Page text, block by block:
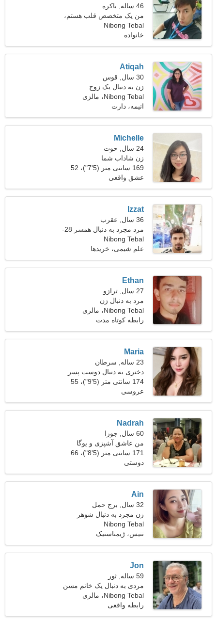
46 ساله, باکره
من یک متخصص قلب هستم،
به یک زن فوق العاده نیاز
دارم
Nibong Tebal
خانواده
Atiqah
30 سال, قوس
زن به دنبال یک زوج
Nibong Tebal، مالزی
انیمه، دارت
Michelle
24 سال, حوت
زن شاداب شما
169 سانتی متر (5'7")، 52
کیلوگرم (114 پوند)
عشق واقعی
Izzat
36 سال, عقرب
مرد مجرد به دنبال همسر 28-
31
Nibong Tebal
علم شیمی، خریدها
Ethan
27 سال, ترازو
مرد به دنبال زن
Nibong Tebal، مالزی
رابطه کوتاه مدت
Maria
23 ساله, سرطان
دختری به دنبال دوست پسر
174 سانتی متر (5'9")، 55
کیلوگرم (121 پوند)
عروسی
Nadrah
60 سال, جوزا
من عاشق آشپزی و یوگا
هستم
171 سانتی متر (5'8")، 66
کیلوگرم (145 پوند)
دوستی
Ain
32 سال, برج حمل
زن مجرد به دنبال شوهر
Nibong Tebal
تنیس، ژیمناستیک
Jon
59 ساله, ثور
مردی به دنبال یک خانم مسن
49-56
Nibong Tebal، مالزی
رابطه واقعی